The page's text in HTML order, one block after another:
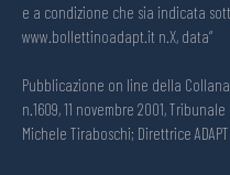
e a condizione che sia indicata
www.bollettinoadapt.it n.X, data“
Pubblicazione on line della Collana
n.1609, 11 novembre 2001,
Michele Tiraboschi; Direttrice